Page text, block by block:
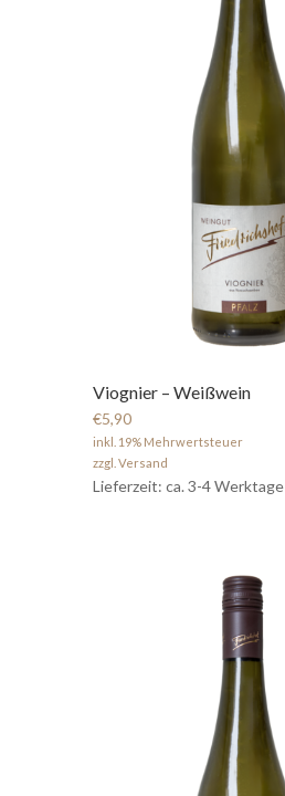
Viognier – Weißwein
€5,90
inkl. 19% Mehrwertsteuer
zzgl. Versand
Lieferzeit: ca. 3-4 Werktage